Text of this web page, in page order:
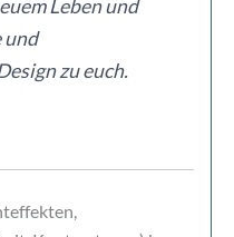
Leben und
und
zu euch.